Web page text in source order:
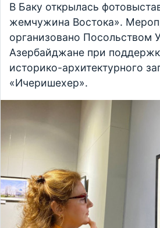
В Баку открылась
жемчужина Востока».
организовано Посольством
Азербайджане при
историко-архитектурного
«Ичеришехер».